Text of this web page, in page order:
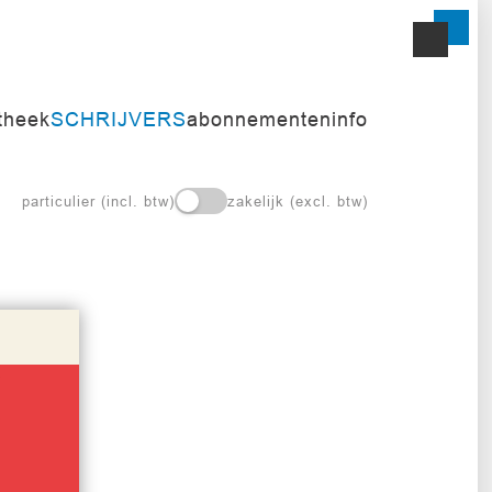
SCHRIJVERSabonnementeninfo
particulier (incl. btw) zakelijk (excl. btw)